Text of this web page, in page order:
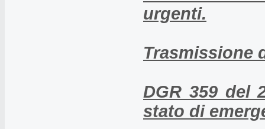
urgenti.
Trasmissione
DGR 359 del
stato di